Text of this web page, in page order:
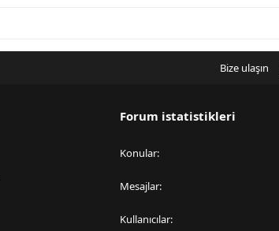
Bize ulaşın
Forum istatistikleri
Konular
Mesajlar
Kullanıcılar